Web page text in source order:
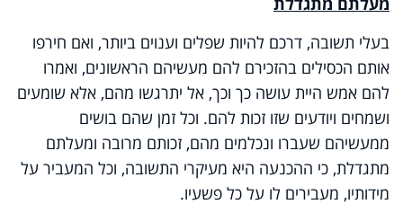
בעלי תשובה, דרכם להיות שפלים וענוים ביותר, ואם חירפו
אותם הכסילים בהזכירם להם מעשיהם הראשונים, ואמרו
להם אמש היית עושה כך וכך, אל יתרגשו מהם, אלא שומעים
ושמחים ויודעים שזו זכות להם. וכל זמן שהם בושים
ממעשיהם שעברו ונכלמים מהם, זכותם מרובה ומעלתם
מתגדלת, כי ההכנעה היא מעיקרי התשובה, וכל המעביר על
מידותיו, מעבירים לו על כל פשעיו.